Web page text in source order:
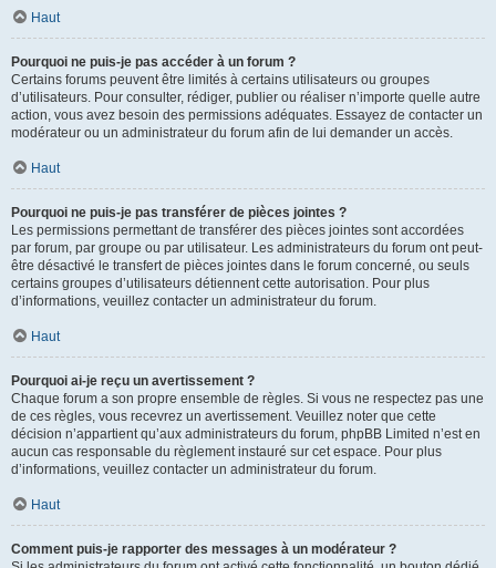
Haut
Pourquoi ne puis-je pas accéder à un forum ?
Certains forums peuvent être limités à certains utilisateurs ou groupes
d’utilisateurs. Pour consulter, rédiger, publier ou réaliser n’importe quelle autre
action, vous avez besoin des permissions adéquates. Essayez de contacter un
modérateur ou un administrateur du forum afin de lui demander un accès.
Haut
Pourquoi ne puis-je pas transférer de pièces jointes ?
Les permissions permettant de transférer des pièces jointes sont accordées
par forum, par groupe ou par utilisateur. Les administrateurs du forum ont peut-
être désactivé le transfert de pièces jointes dans le forum concerné, ou seuls
certains groupes d’utilisateurs détiennent cette autorisation. Pour plus
d’informations, veuillez contacter un administrateur du forum.
Haut
Pourquoi ai-je reçu un avertissement ?
Chaque forum a son propre ensemble de règles. Si vous ne respectez pas une
de ces règles, vous recevrez un avertissement. Veuillez noter que cette
décision n’appartient qu’aux administrateurs du forum, phpBB Limited n’est en
aucun cas responsable du règlement instauré sur cet espace. Pour plus
d’informations, veuillez contacter un administrateur du forum.
Haut
Comment puis-je rapporter des messages à un modérateur ?